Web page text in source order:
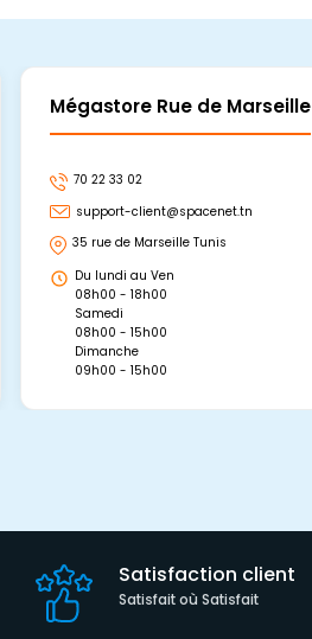
Mégastore Rue de Marseille
70 22 33 02
support-client@spacenet.tn
35 rue de Marseille Tunis
Du lundi au Ven
08h00 - 18h00
Samedi
08h00 - 15h00
Dimanche
09h00 - 15h00
Satisfaction client
Satisfait où Satisfait